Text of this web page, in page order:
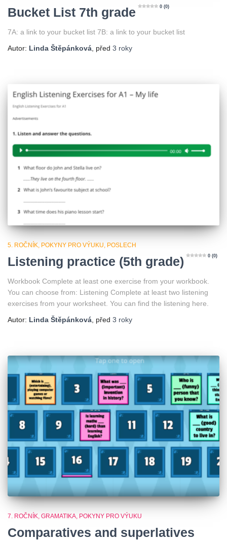
Bucket List 7th grade 0 (0)
7A: a link to your bucket list 7B: a link to your bucket list
Autor: Linda Štěpánková , před 3 roky
5. ROČNÍK POKYNY PRO VÝUKU POSLECH
Listening practice (5th grade) 0 (0)
Workbook Complete at least one exercise from your workbook.
You can choose from: Listening Complete at least two listening
exercises from your worksheet. You can find the listening here.
Autor: Linda Štěpánková , před 3 roky
7. ROČNÍK GRAMATIKA POKYNY PRO VÝUKU
Comparatives and superlatives